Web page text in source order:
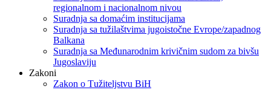
regionalnom i nacionalnom nivou
Suradnja sa domaćim institucijama
Suradnja sa tužilaštvima jugoistočne Evrope/zapadnog
Balkana
Suradnja sa Međunarodnim krivičnim sudom za bivšu
Jugoslaviju
Zakoni
Zakon o Тužiteljstvu BiH